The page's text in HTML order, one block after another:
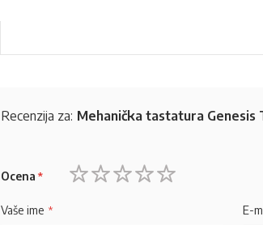
Recenzija za: Mehanička tastatura Genesis
Ocena
Vaše ime E-